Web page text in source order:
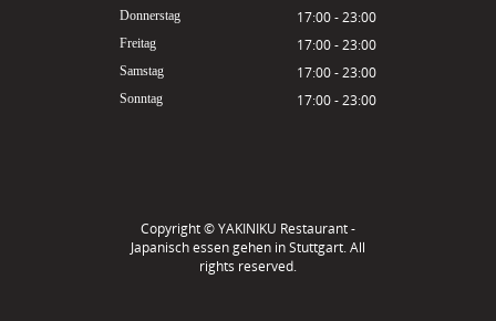
Donnerstag 17:00 - 23:00
Freitag 17:00 - 23:00
Samstag 17:00 - 23:00
Sonntag 17:00 - 23:00
Copyright ©YAKINIKU Restaurant -
Japanisch essen gehen in Stuttgart. All
rights reserved.